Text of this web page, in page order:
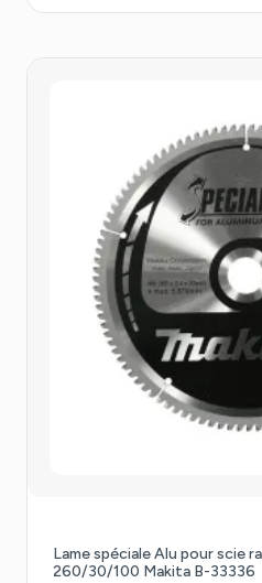
Lame spéciale Alu pour scie
260/30/100 Makita B-33336